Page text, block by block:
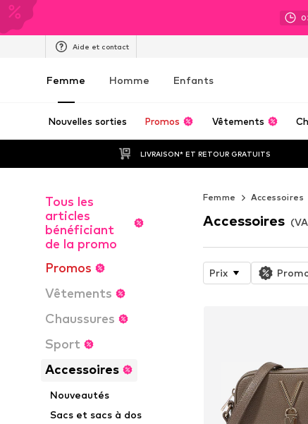
Aide et contact
Femme Homme Enfants
Nouvelles sorties Promos Vêtements
LIVRAISON* ET RETOUR GRATUITS
Tous les
articles
bénéficiant
de la promo
Promos
Vêtements
Chaussures
Sport
Accessoires
Nouveautés
Sacs et sacs à dos
Femme Accessoires
Accessoires
Prix